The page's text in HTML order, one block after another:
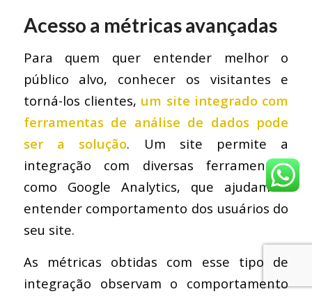
Acesso a métricas avançadas
Para quem quer entender melhor o
público alvo, conhecer os visitantes e
torná-los clientes, um site integrado com
ferramentas de análise de dados pode
ser a solução. Um site permite a
integração com diversas ferramentas,
como Google Analytics, que ajudam a
entender comportamento dos usuários do
seu site.
As métricas obtidas com esse tipo de
integração observam o comportamento